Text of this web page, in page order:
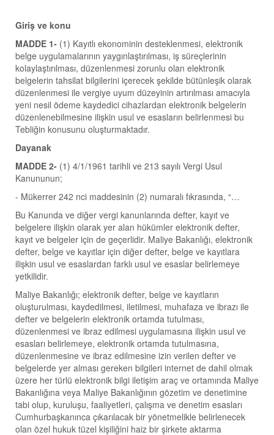
Giriş ve konu
MADDE 1- (1) Kayıtlı ekonominin desteklenmesi, elektronik
belge uygulamalarının yaygınlaştırılması, iş süreçlerinin
kolaylaştırılması, düzenlenmesi zorunlu olan elektronik
belgelerin tahsilat bilgilerini içerecek şekilde bütünleşik olarak
düzenlenmesi ile vergiye uyum düzeyinin artırılması amacıyla
yeni nesil ödeme kaydedici cihazlardan elektronik belgelerin
düzenlenebilmesine ilişkin usul ve esasların belirlenmesi bu
Tebliğin konusunu oluşturmaktadır.
Dayanak
MADDE 2- (1) 4/1/1961 tarihli ve 213 sayılı Vergi Usul
Kanununun;
- Mükerrer 242 nci maddesinin (2) numaralı fıkrasında, “…
Bu Kanunda ve diğer vergi kanunlarında defter, kayıt ve
belgelere ilişkin olarak yer alan hükümler elektronik defter,
kayıt ve belgeler için de geçerlidir. Maliye Bakanlığı, elektronik
defter, belge ve kayıtlar için diğer defter, belge ve kayıtlara
ilişkin usul ve esaslardan farklı usul ve esaslar belirlemeye
yetkilidir.
Maliye Bakanlığı; elektronik defter, belge ve kayıtların
oluşturulması, kaydedilmesi, iletilmesi, muhafaza ve ibrazı ile
defter ve belgelerin elektronik ortamda tutulması,
düzenlenmesi ve ibraz edilmesi uygulamasına ilişkin usul ve
esasları belirlemeye, elektronik ortamda tutulmasına,
düzenlenmesine ve ibraz edilmesine izin verilen defter ve
belgelerde yer alması gereken bilgileri internet de dahil olmak
üzere her türlü elektronik bilgi iletişim araç ve ortamında Maliye
Bakanlığına veya Maliye Bakanlığının gözetim ve denetimine
tabi olup, kuruluşu, faaliyetleri, çalışma ve denetim esasları
Cumhurbaşkanınca çıkarılacak bir yönetmelikle belirlenecek
olan özel hukuk tüzel kişiliğini haiz bir şirkete aktarma